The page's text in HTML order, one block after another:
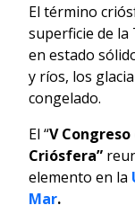
El término
superficie de
en estado
y ríos, los
congelado.
El “V
Criósfera”
elemento en la
Mar.